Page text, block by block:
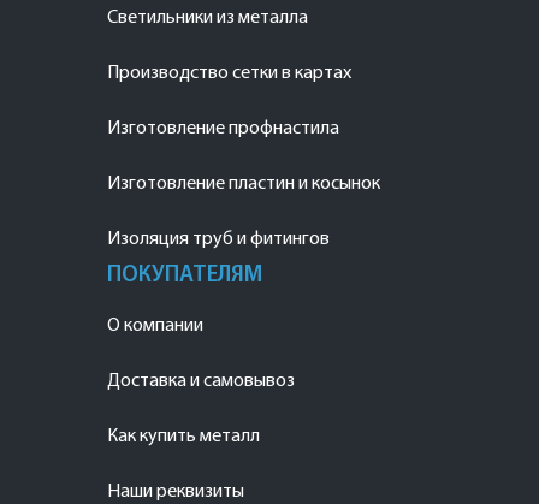
Светильники из металла
Производство сетки в картах
Изготовление профнастила
Изготовление пластин и косынок
Изоляция труб и фитингов
ПОКУПАТЕЛЯМ
О компании
Доставка и самовывоз
Как купить металл
Наши реквизиты